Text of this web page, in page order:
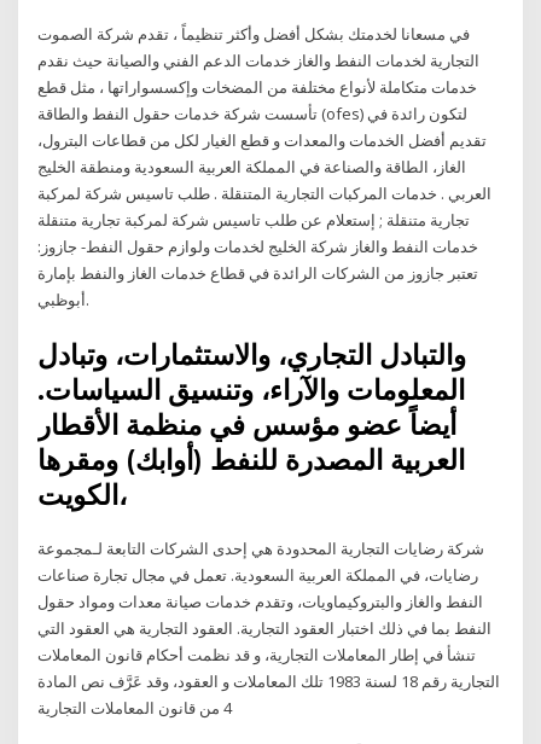
في مسعانا لخدمتك بشكل أفضل وأكثر تنظيماً ، تقدم شركة الصموت
التجارية لخدمات النفط والغاز خدمات الدعم الفني والصيانة حيث نقدم
خدمات متكاملة لأنواع مختلفة من المضخات وإكسسواراتها ، مثل قطع
تأسست شركة خدمات حقول النفط والطاقة (ofes) لتكون رائدة في
تقديم أفضل الخدمات والمعدات و قطع الغيار لكل من قطاعات البترول،
الغاز، الطاقة والصناعة في المملكة العربية السعودية ومنطقة الخليج
العربي . خدمات المركبات التجارية المتنقلة . طلب تاسيس شركة لمركبة
تجارية متنقلة ; إستعلام عن طلب تاسيس شركة لمركبة تجارية متنقلة
خدمات النفط والغاز شركة الخليج لخدمات ولوازم حقول النفط- جازوز:
تعتبر جازوز من الشركات الرائدة في قطاع خدمات الغاز والنفط بإمارة
أبوظبي.
والتبادل التجاري، والاستثمارات، وتبادل
المعلومات والآراء، وتنسيق السياسات.
أيضاً عضو مؤسس في منظمة الأقطار
العربية المصدرة للنفط (أوابك) ومقرها
الكويت،
شركة رضايات التجارية المحدودة هي إحدى الشركات التابعة لـمجموعة
رضايات، في المملكة العربية السعودية. تعمل في مجال تجارة صناعات
النفط والغاز والبتروكيماويات، وتقدم خدمات صيانة معدات ومواد حقول
النفط بما في ذلك اختبار العقود التجارية. العقود التجارية هي العقود التي
تنشأ في إطار المعاملات التجارية، و قد نظمت أحكام قانون المعاملات
التجارية رقم 18 لسنة 1983 تلك المعاملات و العقود، وقد عَرَّف نص المادة
4 من قانون المعاملات التجارية